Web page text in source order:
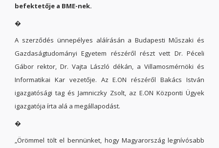
befektetője a BME-nek.
�
A szerződés ünnepélyes aláírásán a Budapesti Műszaki és
Gazdaságtudományi Egyetem részéről részt vett Dr. Péceli
Gábor rektor, Dr. Vajta László dékán, a Villamosmérnöki és
Informatikai Kar vezetője. Az E.ON részéről Bakács István
igazgatósági tag és Jamniczky Zsolt, az E.ON Központi Ügyek
igazgatója írta alá a megállapodást.
�
„Örömmel tölt el bennünket, hogy Magyarország legnívósabb